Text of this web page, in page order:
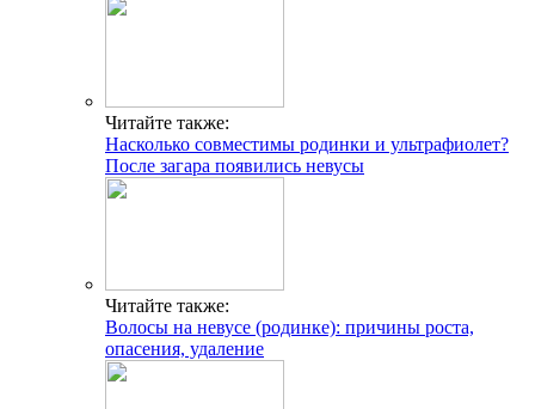
Читайте также:
Насколько совместимы родинки и ультрафиолет?
После загара появились невусы
Читайте также:
Волосы на невусе (родинке): причины роста,
опасения, удаление